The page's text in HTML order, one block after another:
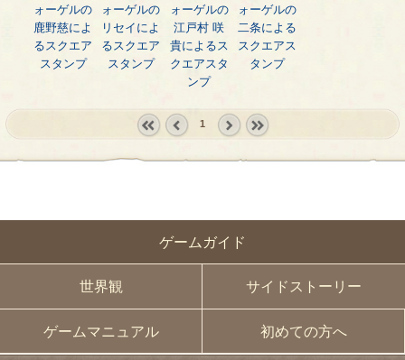
ゲームガイド
世界観 サイドストーリー
ゲームマニュアル 初めての方へ
ォーゲルの
鹿野慈によ
るスクエア
スタンプ
ォーゲルの
リセイによ
るスクエア
スタンプ
ォーゲルの
江戸村 咲
貴によるス
クエアスタ
ンプ
ォーゲルの
二条による
スクエアス
タンプ
prev
1